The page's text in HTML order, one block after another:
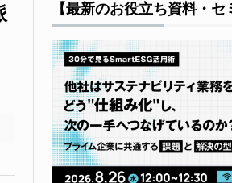
【最新のお役立ち資料・セ